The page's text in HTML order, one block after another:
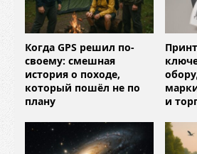
Когда GPS решил по-
своему: смешная
история о походе,
который пошёл не по
плану
и